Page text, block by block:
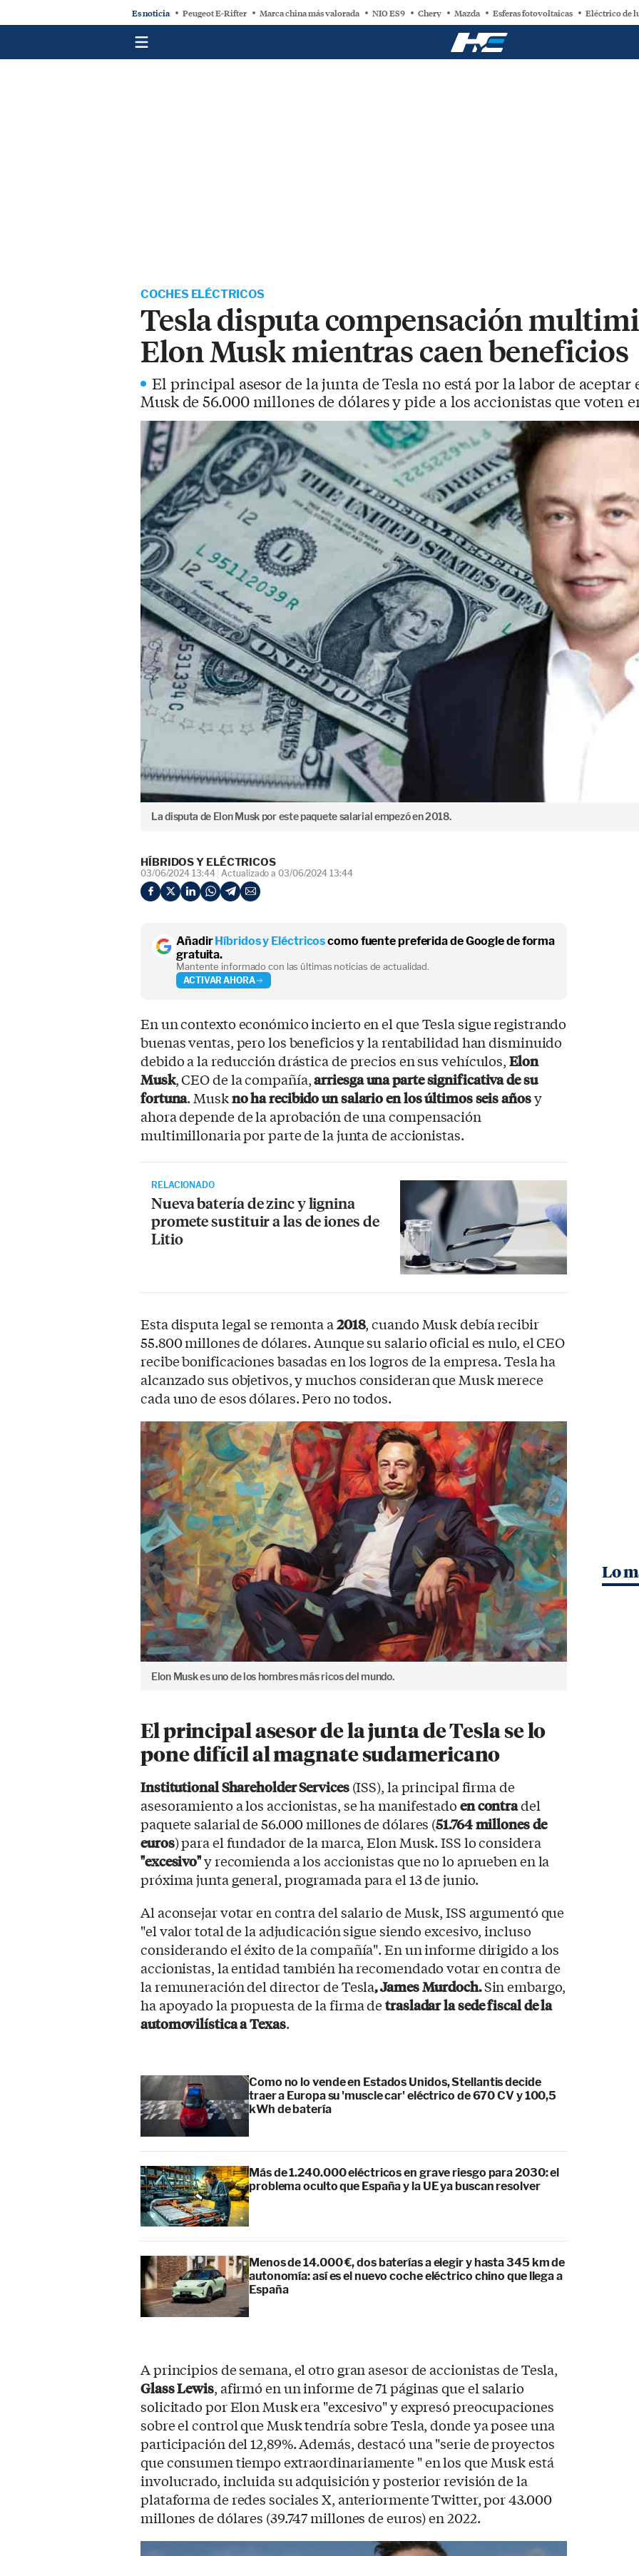
Es noticia Peugeot E-Rifter Marca china más valorada NIO ES9 Chery Mazda Esferas fotovoltaicas Eléctrico de
COCHES ELÉCTRICOS
Tesla disputa compensación
Elon Musk mientras caen beneficios
El principal asesor de la junta de Tesla no está por la labor de aceptar
Musk de 56.000 millones de dólares y pide a los accionistas que voten
La disputa de Elon Musk por este paquete salarial empezó en 2018.
HÍBRIDOS Y ELÉCTRICOS
03/06/2024 13:44 Actualizado a 03/06/2024 13:44
Añadir Híbridos y Eléctricoscomo fuente preferida de Google de forma
gratuita.
Mantente informado con las últimas noticias de actualidad.
ACTIVAR AHORA
En un contexto económico incierto en el que Tesla sigue registrando
buenas ventas, pero los beneficios y la rentabilidad han disminuido
debido a la reducción drástica de precios en sus vehículos,Elon
Musk, CEO de la compañía,arriesga una parte significativa de su
fortuna. Muskno ha recibido un salario en los últimos seis añosy
ahora depende de la aprobación de una compensación
multimillonaria por parte de la junta de accionistas.
RELACIONADO
Nueva batería de zinc y lignina
promete sustituir a las de iones de
Litio
Esta disputa legal se remonta a2018, cuando Musk debía recibir
55.800 millones de dólares. Aunque su salario oficial es nulo, el CEO
recibe bonificaciones basadas en los logros de la empresa. Tesla ha
alcanzado sus objetivos, y muchos consideran que Musk merece
cada uno de esos dólares. Pero no todos.
Elon Musk es uno de los hombres más ricos del mundo.
El principal asesor de la junta de Tesla se lo
pone difícil al magnate sudamericano
Institutional Shareholder Services(ISS), la principal firma de
asesoramiento a los accionistas, se ha manifestadoen contradel
paquete salarial de 56.000 millones de dólares (51.764 millones de
euros) para el fundador de la marca, Elon Musk. ISS lo considera
"excesivo"y recomienda a los accionistas que no lo aprueben en la
próxima junta general, programada para el 13 de junio.
Al aconsejar votar en contra del salario de Musk, ISS argumentó que
"el valor total de la adjudicación sigue siendo excesivo, incluso
considerando el éxito de la compañía". En un informe dirigido a los
accionistas, la entidad también ha recomendado votar en contra de
la remuneración del director de Tesla, James Murdoch.Sin embargo,
ha apoyado la propuesta de la firma detrasladar la sede fiscal de la
automovilística a Texas.
Como no lo vende en Estados Unidos, Stellantis decide
traer a Europa su 'muscle car' eléctrico de 670 CV y 100,5
kWh de batería
Más de 1.240.000 eléctricos en grave riesgo para 2030: el
problema oculto que España y la UE ya buscan resolver
Menos de 14.000 €, dos baterías a elegir y hasta 345 km de
autonomía: así es el nuevo coche eléctrico chino que llega a
España
A principios de semana, el otro gran asesor de accionistas de Tesla,
Glass Lewis, afirmó en un informe de 71 páginas que el salario
solicitado por Elon Musk era "excesivo" y expresó preocupaciones
sobre el control que Musk tendría sobre Tesla, donde ya posee una
participación del 12,89%. Además, destacó una "serie de proyectos
que consumen tiempo extraordinariamente " en los que Musk está
involucrado, incluida su adquisición y posterior revisión de la
plataforma de redes sociales X, anteriormente Twitter, por 43.000
millones de dólares (39.747 millones de euros) en 2022.
Lo